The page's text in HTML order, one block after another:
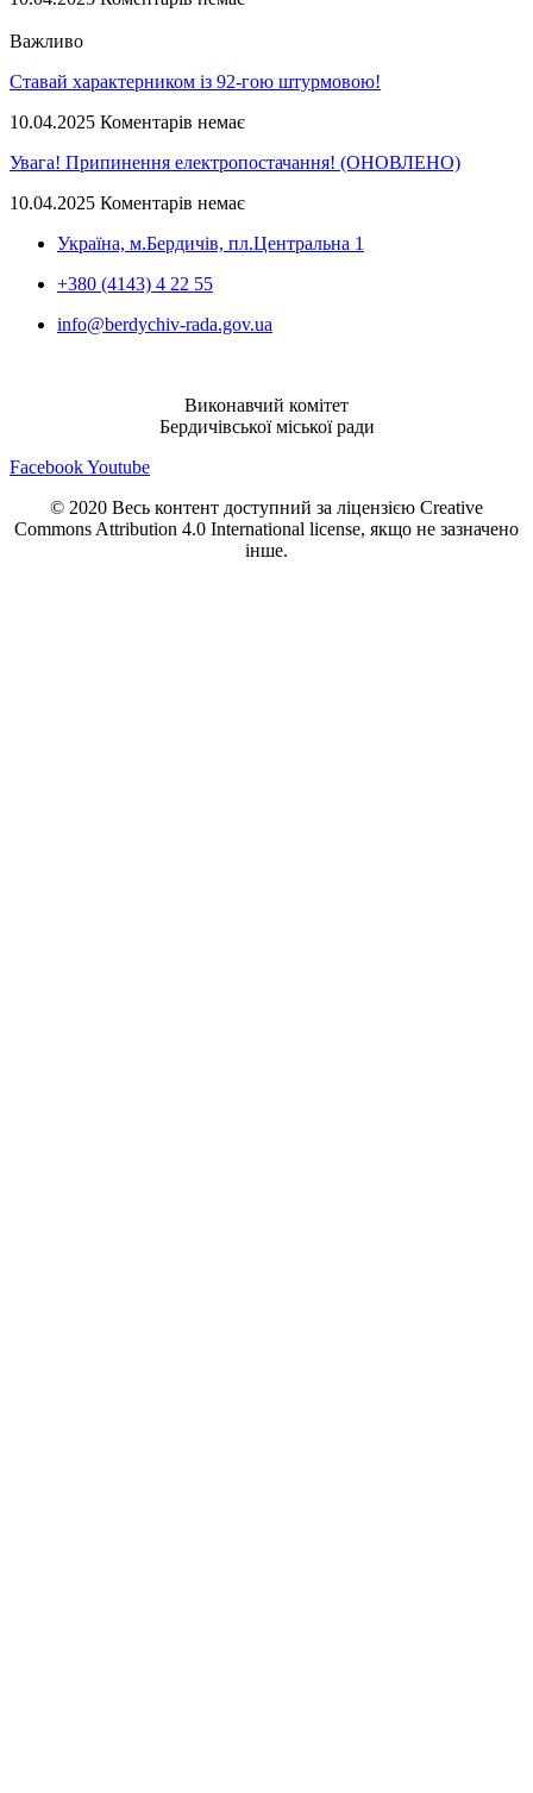
Важливо
Ставай характерником із 92-гою штурмовою!
10.04.2025 Коментарів немає
Увага! Припинення електропостачання! (ОНОВЛЕНО)
10.04.2025 Коментарів немає
Україна, м.Бердичів, пл.Центральна 1
+380 (4143) 4 22 55
info@berdychiv-rada.gov.ua
Виконавчий комітет
Бердичівської міської ради
FacebookYoutube
© 2020 Весь контент доступний за ліцензією Creative
Commons Attribution 4.0 International license, якщо не зазначено
інше.